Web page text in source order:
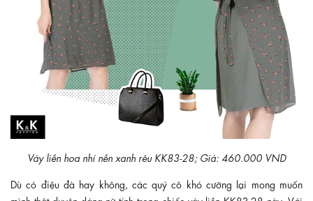
Váy liền hoa nhí nền xanh rêu KK83-28; Giá: 460.000 VND
Dù có điệu đà hay không, các quý cô khó cưỡng lại mong muốn